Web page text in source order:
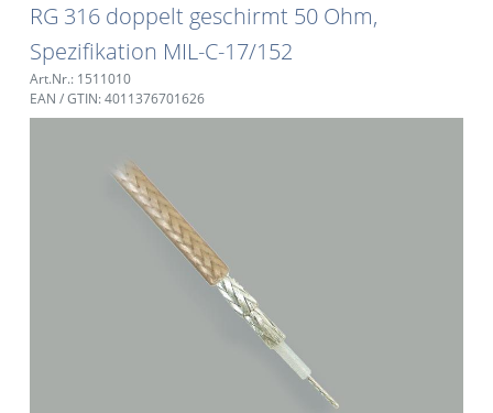
RG 316 doppelt geschirmt 50 Ohm,
Spezifikation MIL-C-17/152
Art.Nr.: 1511010
EAN / GTIN: 4011376701626